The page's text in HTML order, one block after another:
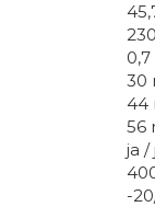
30
44
56
ja /
-